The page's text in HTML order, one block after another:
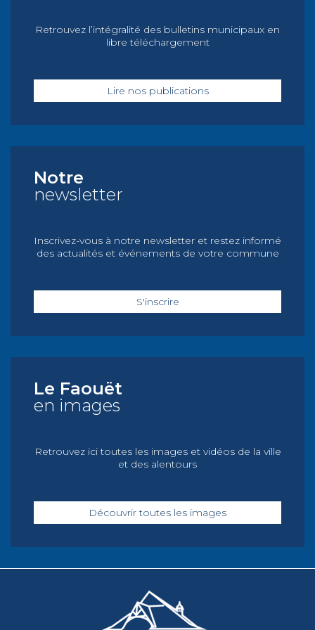
Retrouvez l’intégralité des bulletins municipaux en
libre téléchargement
Lire nos publications
Notre
newsletter
Inscrivez-vous à notre newsletter et restez informé
des actualités et événements de votre commune
S'inscrire
Le Faouët
en images
Retrouvez ici toutes les images et vidéos de la ville
et des alentours
Découvrir toutes les images